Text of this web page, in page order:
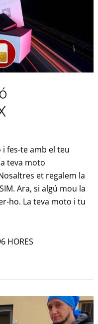
fes-te amb el teu
teva moto
et regalem la
Ara, si algú mou la
ho. La teva moto i tu
HORES